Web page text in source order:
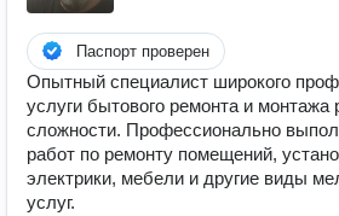
Паспорт проверен
Опытный специалист широкого
услуги бытового ремонта и монтажа
сложности. Профессионально
работ по ремонту помещений,
электрики, мебели и другие виды
услуг.